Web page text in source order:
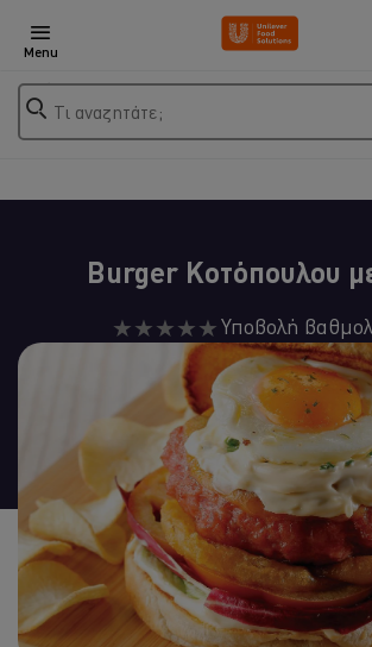
Menu
Τι αναζητάτε;
Burger Κοτόπουλου
Δεν
για
αυτό
το
recipe
Υποβολή